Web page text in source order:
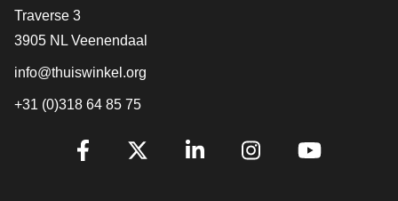
[_General:Contact]
Traverse 3
3905 NL Veenendaal
info@thuiswinkel.org
+31 (0)318 64 85 75
[_General:SocialMediaTitle]